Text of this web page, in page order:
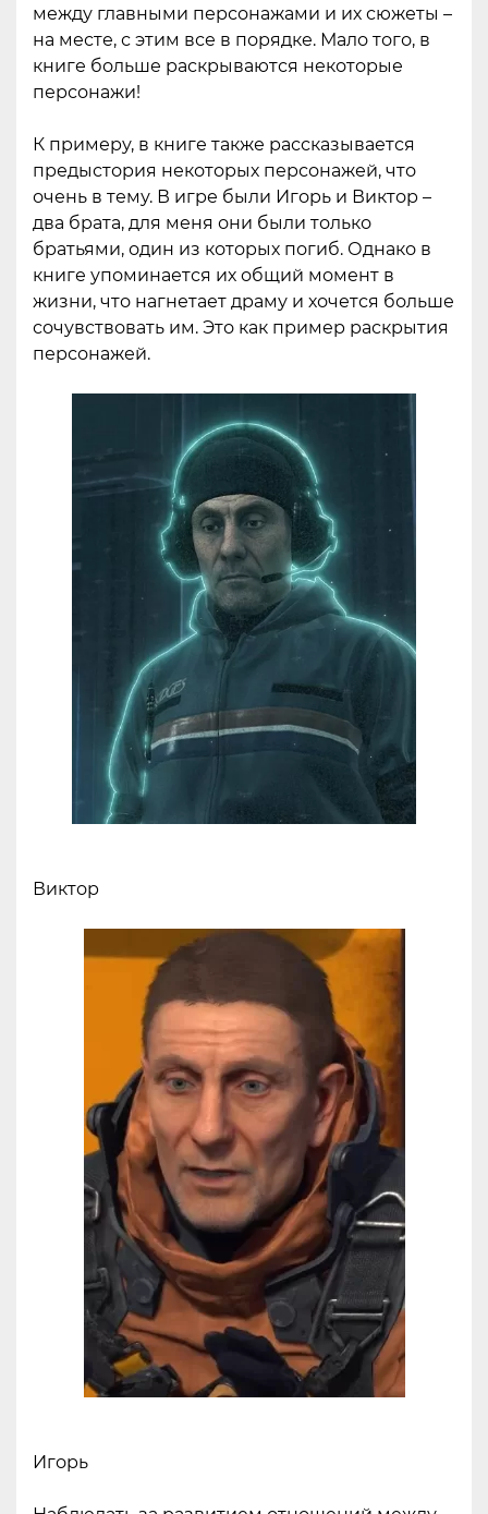
между главными персонажами и их сюжеты –
на месте, с этим все в порядке. Мало того, в
книге больше раскрываются некоторые
персонажи!
К примеру, в книге также рассказывается
предыстория некоторых персонажей, что
очень в тему. В игре были Игорь и Виктор –
два брата, для меня они были только
братьями, один из которых погиб. Однако в
книге упоминается их общий момент в
жизни, что нагнетает драму и хочется больше
сочувствовать им. Это как пример раскрытия
персонажей.
Виктор
Игорь